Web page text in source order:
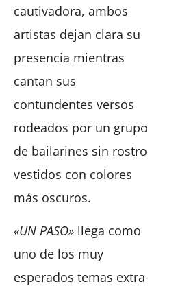
cautivadora, ambos
artistas dejan clara su
presencia mientras
cantan sus
contundentes versos
rodeados por un grupo
de bailarines sin rostro
vestidos con colores
más oscuros.
«UN PASO» llega como
uno de los muy
esperados temas extra